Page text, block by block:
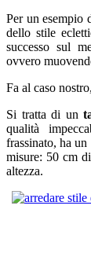
Per un esempio
dello stile
successo sul
ovvero
Fa al caso
Si tratta di un
qualità
frassinato, ha
misure: 50 cm
altezza.